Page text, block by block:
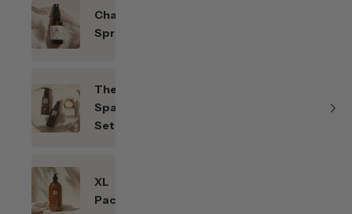
Chakren-
Sprays
Themen-
Spar-
Sets
XL
Packungen